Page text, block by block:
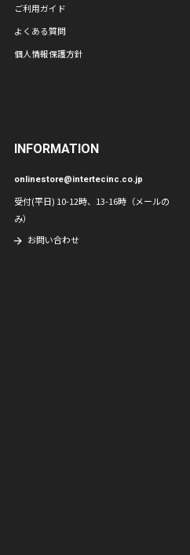
ご利用ガイド
よくある質問
個人情報保護方針
INFORMATION
onlinestore@intertecinc.co.jp
受付(平日) 10-12時、13-16時（メールの
み）
お問い合わせ